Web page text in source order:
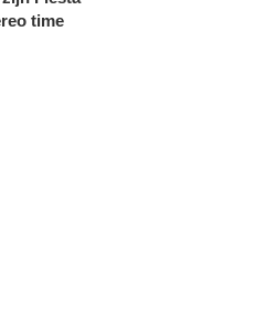
time